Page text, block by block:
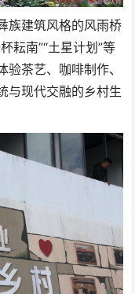
族建筑风格的风雨桥
耘南”“土星计划”等
茶艺、咖啡制作、
与现代交融的乡村生